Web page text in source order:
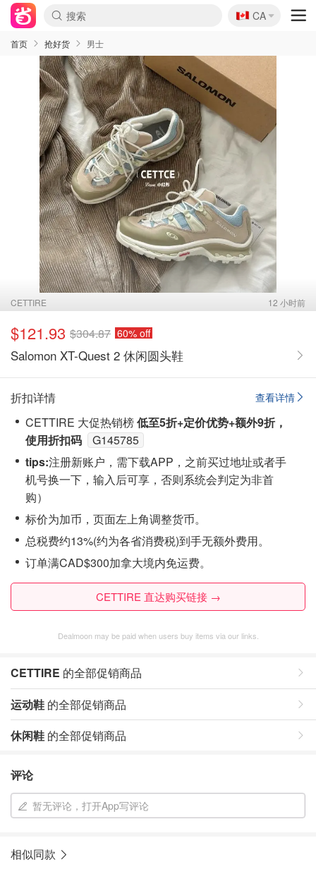
🇨🇦
CA
首页 抢好货 男士
CETTIRE 12 小时前
$121.93 $304.87 60% off
Salomon XT-Quest 2 休闲圆头鞋
查看详情
折扣详情
CETTIRE 大促热销榜低至5折+定价优势+额外9折，
使用折扣码
G145785
tips:注‮新册‬账户，需下载APP，之前买过地址或者手
机号换一下，输入后可享，否则系统会‮定判‬为非首
购）
标价为加币，页面左上角调整货币。
总税费约13%(约为各省消费税)到手无额外费用。
订单满CAD$300加拿大境内免运费。
CETTIRE 直达购买链接 →
Dealmoon may be paid when users buy items via our links.
CETTIRE 的全部促销商品
运动鞋 的全部促销商品
休闲鞋 的全部促销商品
评论
暂无评论，打开App写评论
相似同款